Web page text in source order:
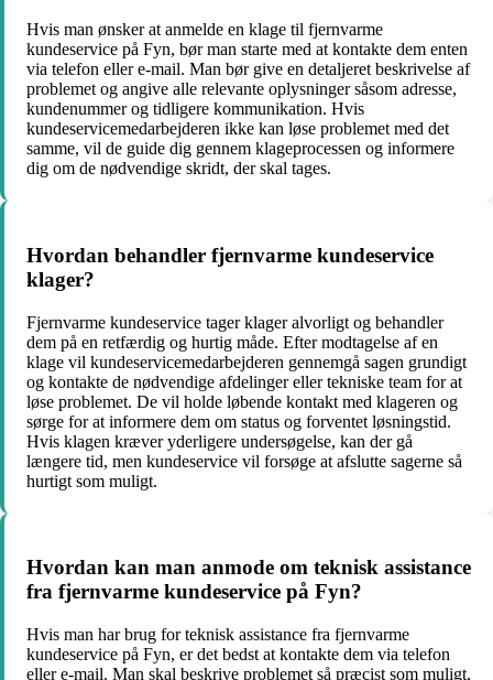
Hvis man ønsker at anmelde en klage til fjernvarme
kundeservice på Fyn, bør man starte med at kontakte dem enten
via telefon eller e-mail. Man bør give en detaljeret beskrivelse af
problemet og angive alle relevante oplysninger såsom adresse,
kundenummer og tidligere kommunikation. Hvis
kundeservicemedarbejderen ikke kan løse problemet med det
samme, vil de guide dig gennem klageprocessen og informere
dig om de nødvendige skridt, der skal tages.
Hvordan behandler fjernvarme kundeservice
klager?
Fjernvarme kundeservice tager klager alvorligt og behandler
dem på en retfærdig og hurtig måde. Efter modtagelse af en
klage vil kundeservicemedarbejderen gennemgå sagen grundigt
og kontakte de nødvendige afdelinger eller tekniske team for at
løse problemet. De vil holde løbende kontakt med klageren og
sørge for at informere dem om status og forventet løsningstid.
Hvis klagen kræver yderligere undersøgelse, kan der gå
længere tid, men kundeservice vil forsøge at afslutte sagerne så
hurtigt som muligt.
Hvordan kan man anmode om teknisk assistance
fra fjernvarme kundeservice på Fyn?
Hvis man har brug for teknisk assistance fra fjernvarme
kundeservice på Fyn, er det bedst at kontakte dem via telefon
eller e-mail. Man skal beskrive problemet så præcist som muligt,